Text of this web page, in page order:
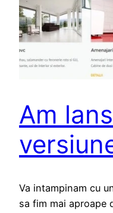
Am
Va intampinam cu
sa fim mai aproape